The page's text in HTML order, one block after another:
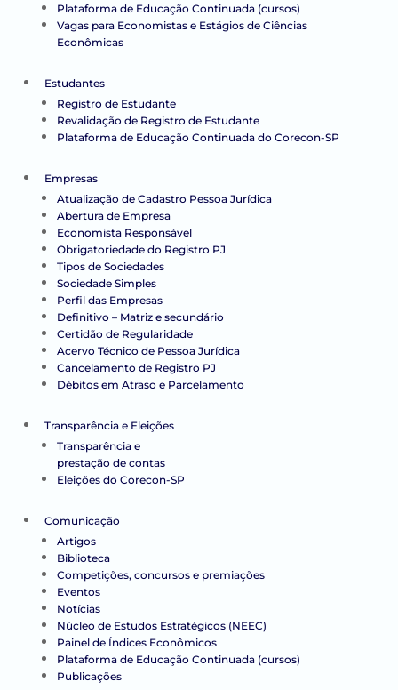
Plataforma de Educação Continuada (cursos)
Vagas para Economistas e Estágios de Ciências
Econômicas
Estudantes
Registro de Estudante
Revalidação de Registro de Estudante
Plataforma de Educação Continuada do Corecon-SP
Empresas
Atualização de Cadastro Pessoa Jurídica
Abertura de Empresa
Economista Responsável
Obrigatoriedade do Registro PJ
Tipos de Sociedades
Sociedade Simples
Perfil das Empresas
Definitivo – Matriz e secundário
Certidão de Regularidade
Acervo Técnico de Pessoa Jurídica
Cancelamento de Registro PJ
Débitos em Atraso e Parcelamento
Transparência e Eleições
Transparência e
prestação de contas
Eleições do Corecon-SP
Comunicação
Artigos
Biblioteca
Competições, concursos e premiações
Eventos
Notícias
Núcleo de Estudos Estratégicos (NEEC)
Painel de Índices Econômicos
Plataforma de Educação Continuada (cursos)
Publicações